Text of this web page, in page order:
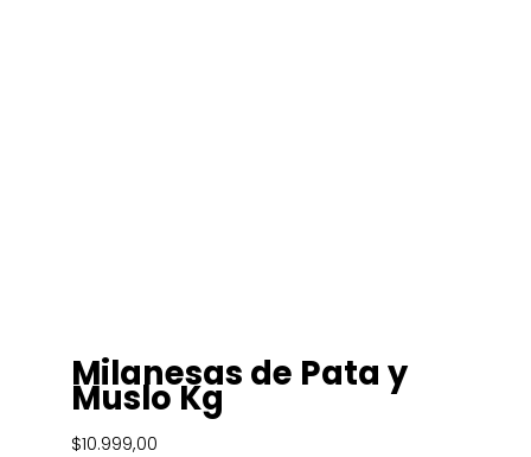
Milanesas de Pata y
Muslo Kg
$10.999,00